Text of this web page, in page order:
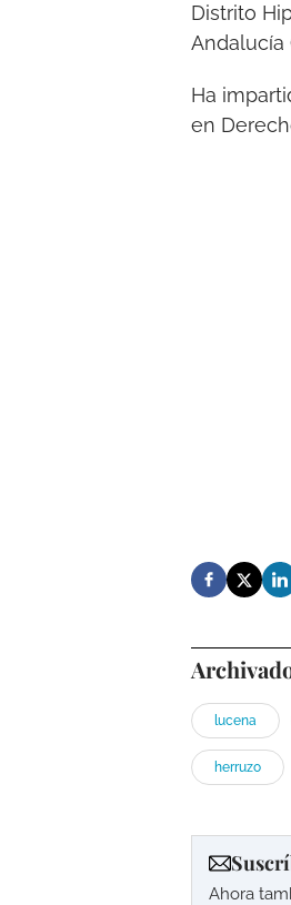
Distrito
Andalucía
Ha
en
lucena
herruzo
Ahora